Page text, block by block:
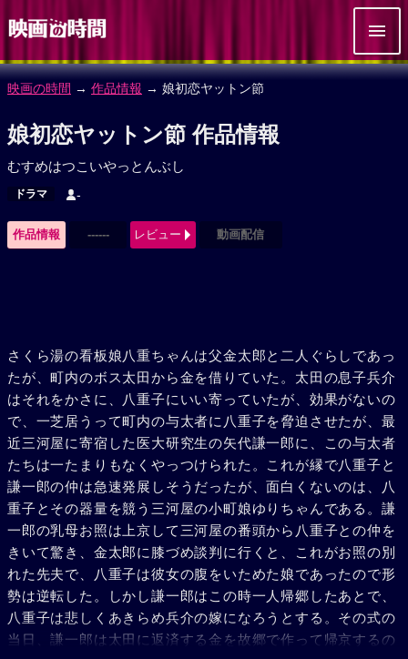
映画の時間 → 作品情報 → 娘初恋ヤットン節
娘初恋ヤットン節 作品情報
むすめはつこいやっとんぶし
ドラマ -
作品情報 ------ レビュー 動画配信
さくら湯の看板娘八重ちゃんは父金太郎と二人ぐらしであっ
たが、町内のボス太田から金を借りていた。太田の息子兵介
はそれをかさに、八重子にいい寄っていたが、効果がないの
で、一芝居うって町内の与太者に八重子を脅迫させたが、最
近三河屋に寄宿した医大研究生の矢代謙一郎に、この与太者
たちは一たまりもなくやっつけられた。これが縁で八重子と
謙一郎の仲は急速発展しそうだったが、面白くないのは、八
重子とその器量を競う三河屋の小町娘ゆりちゃんである。謙
一郎の乳母お照は上京して三河屋の番頭から八重子との仲を
きいて驚き、金太郎に膝づめ談判に行くと、これがお照の別
れた先夫で、八重子は彼女の腹をいためた娘であったので形
勢は逆転した。しかし謙一郎はこの時一人帰郷したあとで、
八重子は悲しくあきらめ兵介の嫁になろうとする。その式の
当日、謙一郎は太田に返済する金を故郷で作って帰京するの